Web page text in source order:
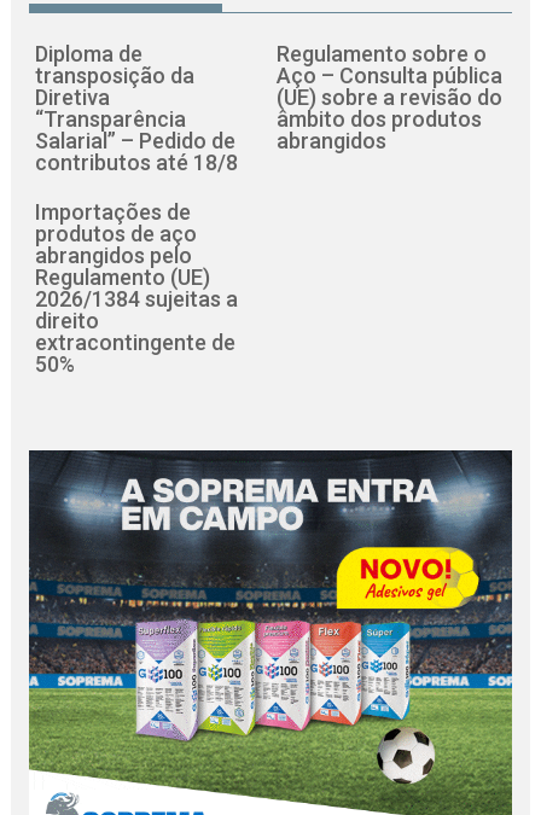
Diploma de
transposição da
Diretiva
“Transparência
Salarial” – Pedido de
contributos até 18/8
Regulamento sobre o
Aço – Consulta pública
(UE) sobre a revisão do
âmbito dos produtos
abrangidos
Importações de
produtos de aço
abrangidos pelo
Regulamento (UE)
2026/1384 sujeitas a
direito
extracontingente de
50%